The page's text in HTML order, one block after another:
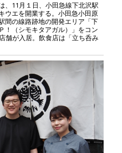
、11月１日、小田急線下北沢駅
ウエを開業する。小田急小田原
間の線路跡地の開発エリア「下
！（シモキタアガル）」をコン
舗が入居。飲食店は「立ち呑み